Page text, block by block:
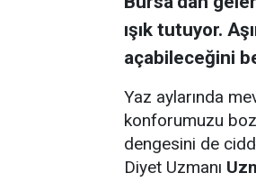
ışık tutuyor.
açabileceğini
Yaz aylarında
konforumuzu
dengesini de
Diyet Uzmanı